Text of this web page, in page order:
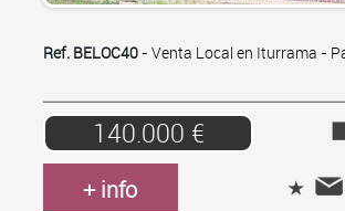
Ref. BELOC40- Venta Local en Iturrama -
140.000 €
+ info